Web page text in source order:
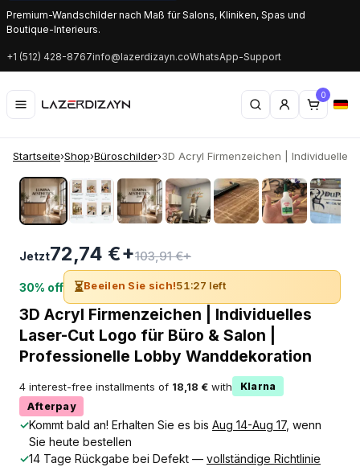
Premium-Wandschilder nach Maß für Salons, Kliniken, Spas und
Boutique-Interieurs.
+1 (512) 428-8767info@lazerdizayn.coWhatsApp-Support
0
Startseite›Shop›Büroschilder›3D Acryl Firmenzeichen | Individuelles
‹ ›
Jetzt72,74 €+103,91 €+
30% off ⏳Beeilen Sie sich!51:27 left
3D Acryl Firmenzeichen | Individuelles
Laser-Cut Logo für Büro & Salon |
Professionelle Lobby Wanddekoration
4 interest-free installments of 18,18 € with
Klarna
Afterpay
✓Kommt bald an! Erhalten Sie es bis Aug 14-Aug 17, wenn
Sie heute bestellen
✓14 Tage Rückgabe bei Defekt — vollständige Richtlinie